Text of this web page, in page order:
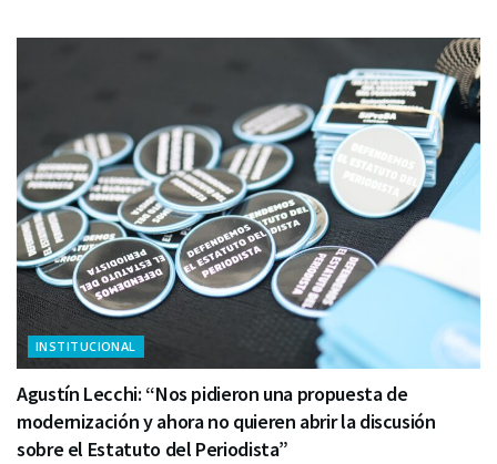
INSTITUCIONAL
Agustín Lecchi: “Nos pidieron una propuesta de
modernización y ahora no quieren abrir la discusión
sobre el Estatuto del Periodista”